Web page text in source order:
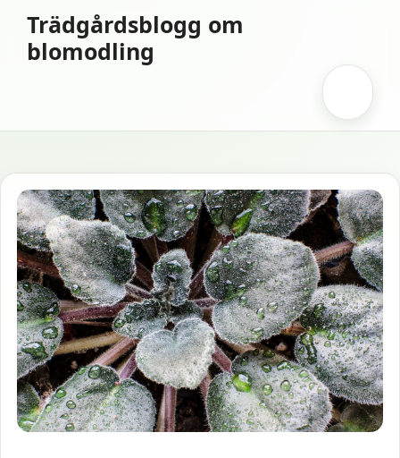
innehåll
Trädgårdsblogg om
blomodling